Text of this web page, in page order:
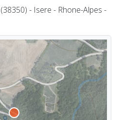
- Isere - Rhone-Alpes -